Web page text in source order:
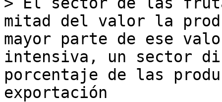
mitad del valor la
mayor parte de ese
intensiva, un sector
porcentaje de las
exportación